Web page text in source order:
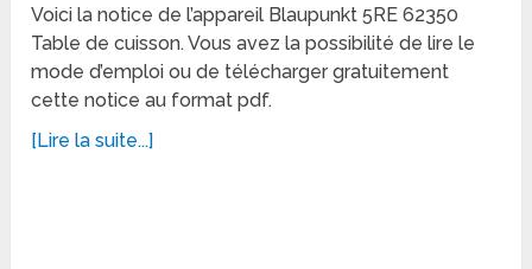
Voici la notice de l’appareil Blaupunkt 5RE 62350
Table de cuisson. Vous avez la possibilité de lire le
mode d’emploi ou de télécharger gratuitement
cette notice au format pdf.
[Lire la suite...]